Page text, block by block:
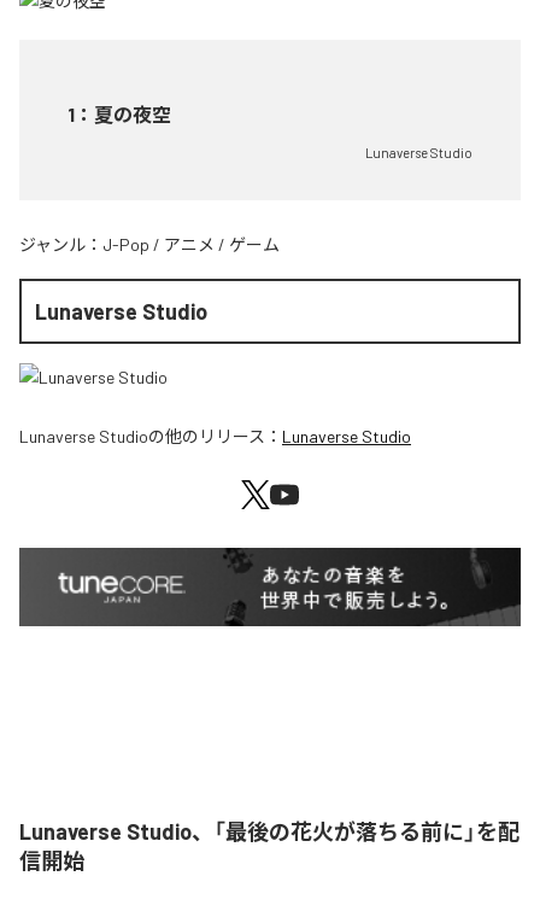
1 ： 夏の夜空
Lunaverse Studio
ジャンル： J-Pop / アニメ / ゲーム
Lunaverse Studio
Lunaverse Studioの他のリリース： Lunaverse Studio
Lunaverse Studio、「最後の花火が落ちる前に」を配
信開始